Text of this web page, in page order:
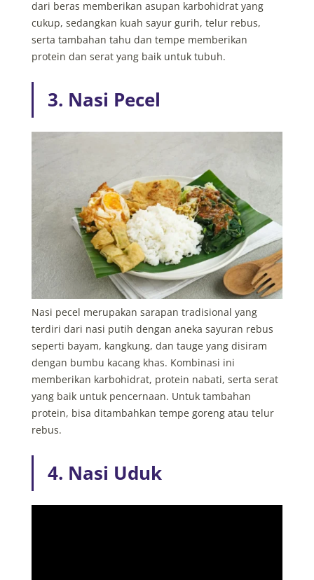
dari beras memberikan asupan karbohidrat yang
cukup, sedangkan kuah sayur gurih, telur rebus,
serta tambahan tahu dan tempe memberikan
protein dan serat yang baik untuk tubuh.
3. Nasi Pecel
Nasi pecel merupakan sarapan tradisional yang
terdiri dari nasi putih dengan aneka sayuran rebus
seperti bayam, kangkung, dan tauge yang disiram
dengan bumbu kacang khas. Kombinasi ini
memberikan karbohidrat, protein nabati, serta serat
yang baik untuk pencernaan. Untuk tambahan
protein, bisa ditambahkan tempe goreng atau telur
rebus.
4. Nasi Uduk